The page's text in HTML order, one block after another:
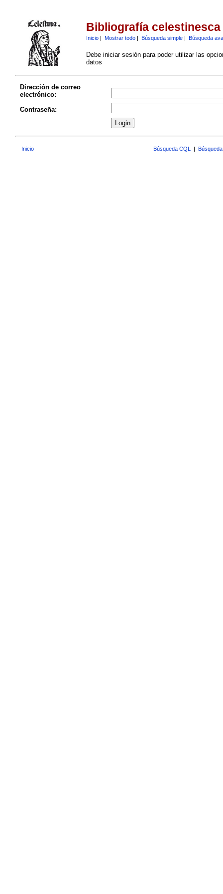
Bibliografía celestinesca
Inicio| Mostrar todo| Búsqueda simple| Búsqueda
Debe iniciar sesión para poder utilizar las
datos
Dirección de correo
electrónico:
Contraseña:
Inicio Búsqueda CQL |